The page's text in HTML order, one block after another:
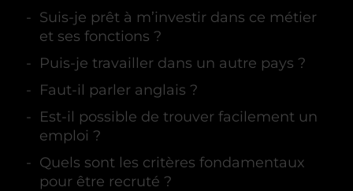
Suis-je prêt à m’investir dans ce métier
et ses fonctions ?
Puis-je travailler dans un autre pays ?
Faut-il parler anglais ?
Est-il possible de trouver facilement un
emploi ?
Quels sont les critères fondamentaux
pour être recruté ?